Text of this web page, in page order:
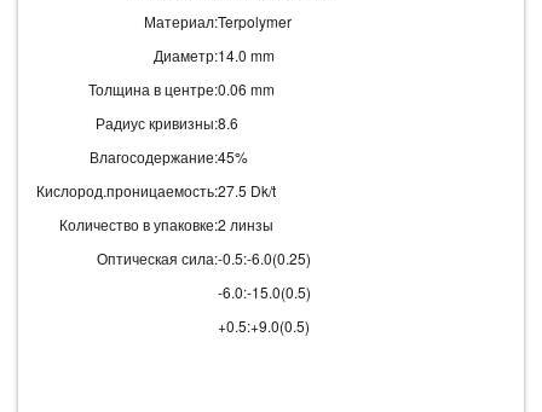
Материал:Terpolymer
Диаметр:
Толщина в центре:
14.0 mm
0.06 mm
Радиус кривизны:8.6
Влагосодержание:
Кислород.проницаемость:
45%
27.5 Dk/t
Количество в упаковке:2 линзы
Оптическая сила:-0.5:-6.0(0.25)
-6.0:-15.0(0.5)
+0.5:+9.0(0.5)